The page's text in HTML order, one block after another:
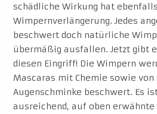
schädliche Wirkung hat
Wimpernverlängerung. Jedes
beschwert doch natürliche
übermäßig ausfallen. Jetzt gibt
diesen Eingriff! Die Wimpern
Mascaras mit Chemie sowie
Augenschminke beschwert. Es
ausreichend, auf oben